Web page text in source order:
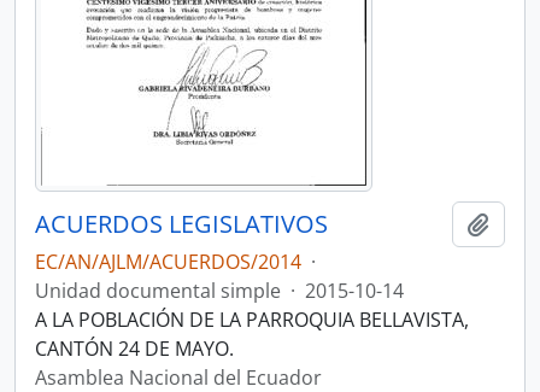
ACUERDOS LEGISLATIVOS
EC/AN/AJLM/ACUERDOS/2014 ·
Unidad documental simple · 2015-10-14
A LA POBLACIÓN DE LA PARROQUIA BELLAVISTA,
CANTÓN 24 DE MAYO.
Asamblea Nacional del Ecuador